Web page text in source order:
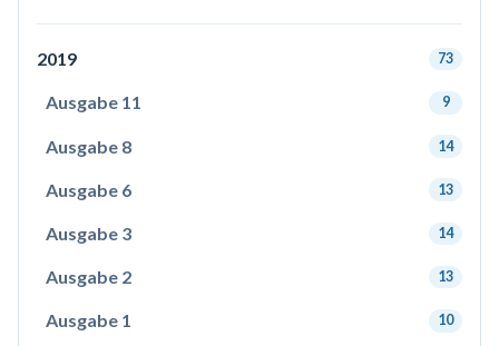
2019 73
Ausgabe 11 9
Ausgabe 8 14
Ausgabe 6 13
Ausgabe 3 14
Ausgabe 2 13
Ausgabe 1 10